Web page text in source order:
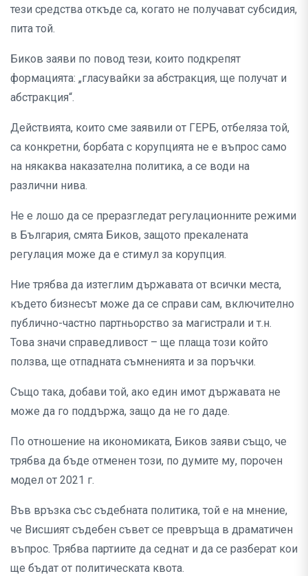
тези средства откъде са, когато не получават субсидия,
пита той.
Биков заяви по повод тези, които подкрепят
формацията: „гласувайки за абстракция, ще получат и
абстракция“.
Действията, които сме заявили от ГЕРБ, отбеляза той,
са конкретни, борбата с корупцията не е въпрос само
на някаква наказателна политика, а се води на
различни нива.
Не е лошо да се преразгледат регулационните режими
в България, смята Биков, защото прекалената
регулация може да е стимул за корупция.
Ние трябва да изтеглим държавата от всички места,
където бизнесът може да се справи сам, включително
публично-частно партньорство за магистрали и т.н.
Това значи справедливост – ще плаща този който
ползва, ще отпадната съмненията и за поръчки.
Също така, добави той, ако един имот държавата не
може да го поддържа, защо да не го даде.
По отношение на икономиката, Биков заяви също, че
трябва да бъде отменен този, по думите му, порочен
модел от 2021 г.
Във връзка със съдебната политика, той е на мнение,
че Висшият съдебен съвет се превръща в драматичен
въпрос. Трябва партиите да седнат и да се разберат кои
ще бъдат от политическата квота.